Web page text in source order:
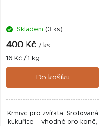
Skladem (3 ks)
400 Kč / ks
Měrná
cena:
16 Kč / 1 kg
Do košíku
Krmivo pro zvířata. Šrotovaná
kukuřice – vhodné pro koně,